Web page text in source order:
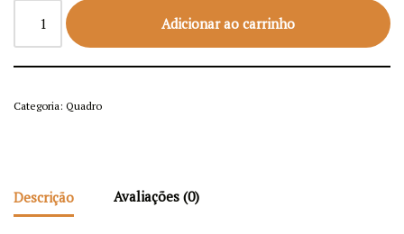
Adicionar ao carrinho
Categoria: Quadro
Descrição Avaliações (0)